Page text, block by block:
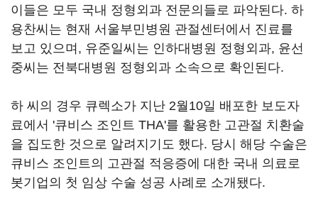
이들은 모두 국내 정형외과 전문의들로 파악된다. 하
용찬씨는 현재 서울부민병원 관절센터에서 진료를
보고 있으며, 유준일씨는 인하대병원 정형외과, 윤선
중씨는 전북대병원 정형외과 소속으로 확인된다.
하 씨의 경우 큐렉소가 지난 2월10일 배포한 보도자
료에서 '큐비스 조인트 THA'를 활용한 고관절 치환술
을 집도한 것으로 알려지기도 했다. 당시 해당 수술은
큐비스 조인트의 고관절 적응증에 대한 국내 의료로
봇기업의 첫 임상 수술 성공 사례로 소개됐다.